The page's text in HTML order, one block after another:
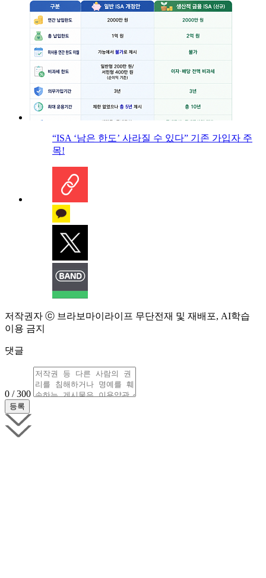
“ISA ‘남은 한도’ 사라질 수 있다” 기존 가입자 주
목!
저작권자 ⓒ 브라보마이라이프 무단전재 및 재배포, AI학습
이용 금지
댓글
0 / 300